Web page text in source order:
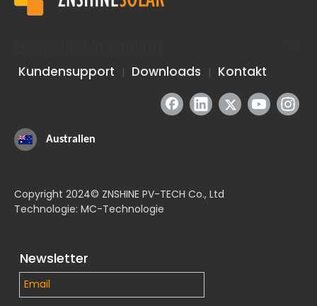
Kundensupport | Downloads | Kontakt
Australien
Copyright 2024© ZNSHINE PV-TECH Co., Ltd
Technologie: MC-Technologie
Newsletter